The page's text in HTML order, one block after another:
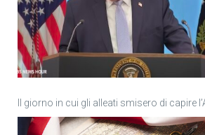
Il giorno in cui gli alleati smisero di capire